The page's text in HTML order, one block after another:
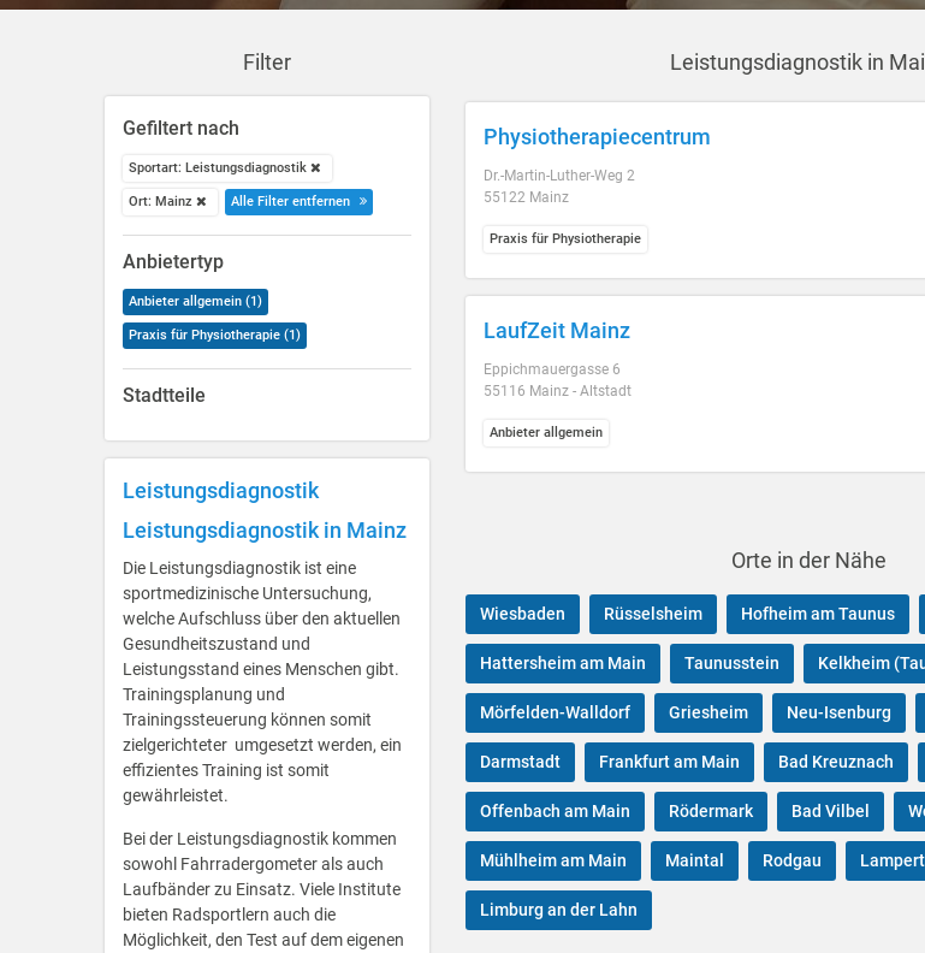
Filter
Gefiltert nach
Sportart: Leistungsdiagnostik
Ort: Mainz Alle Filter entfernen
Anbietertyp
Anbieter allgemein (1)
Praxis für Physiotherapie (1)
Stadtteile
Leistungsdiagnostik
Leistungsdiagnostik in Mainz
Die Leistungsdiagnostik ist eine
sportmedizinische Untersuchung,
welche Aufschluss über den aktuellen
Gesundheitszustand und
Leistungsstand eines Menschen gibt.
Trainingsplanung und
Trainingssteuerung können somit
zielgerichteter umgesetzt werden, ein
effizientes Training ist somit
gewährleistet.
Bei der Leistungsdiagnostik kommen
sowohl Fahrradergometer als auch
Laufbänder zu Einsatz. Viele Institute
bieten Radsportlern auch die
Möglichkeit, den Test auf dem eigenen
Leistungsdiagnostik in
Physiotherapiecentrum
Dr.-Martin-Luther-Weg 2
55122 Mainz
Praxis für Physiotherapie
LaufZeit Mainz
Eppichmauergasse 6
55116 Mainz - Altstadt
Anbieter allgemein
Orte in der Nähe
Wiesbaden Rüsselsheim Hofheim am Taunus
Hattersheim am Main Taunusstein Kelkheim
Mörfelden-Walldorf Griesheim Neu-Isenburg
Darmstadt Frankfurt am Main Bad Kreuznach
Offenbach am Main Rödermark Bad Vilbel
Mühlheim am Main Maintal Rodgau
Limburg an der Lahn